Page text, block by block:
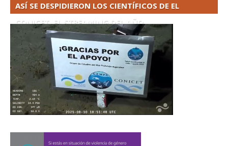
ASÍ SE DESPIDIERON LOS CIENTÍFICOS DE EL
CONICET. EL STREAMING DEL AÑO